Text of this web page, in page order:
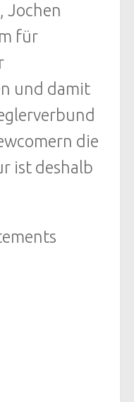
Jochen
für
und damit
die
ist deshalb